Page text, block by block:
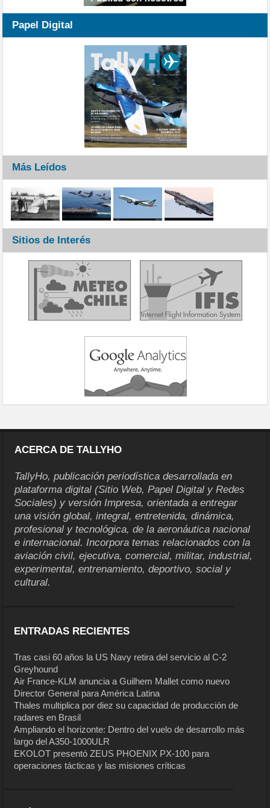
Papel Digital
Más Leídos
Sitios de Interés
ACERCA DE TALLYHO
TallyHo, publicación periodística desarrollada en
plataforma digital (Sitio Web, Papel Digital y Redes
Sociales) y versión Impresa, orientada a entregar
una visión global, integral, entretenida, dinámica,
profesional y tecnológica, de la aeronáutica nacional
e internacional. Incorpora temas relacionados con la
aviación civil, ejecutiva, comercial, militar, industrial,
experimental, entrenamiento, deportivo, social y
cultural.
ENTRADAS RECIENTES
Tras casi 60 años la US Navy retira del servicio al C-2
Greyhound
Air France-KLM anuncia a Guilhem Mallet como nuevo
Director General para América Latina
Thales multiplica por diez su capacidad de producción de
radares en Brasil
Ampliando el horizonte: Dentro del vuelo de desarrollo más
largo del A350-1000ULR
EKOLOT presentó ZEUS PHOENIX PX-100 para
operaciones tácticas y las misiones críticas